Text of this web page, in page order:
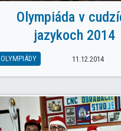
Olympiáda v
jazykoch 2014
OLYMPIÁDY 11.12.2014